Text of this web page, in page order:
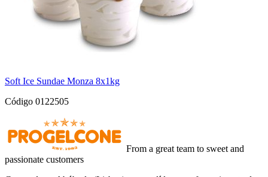
Soft Ice Sundae Monza 8x1kg
Código 0122505
From a great team to sweet and
passionate customers